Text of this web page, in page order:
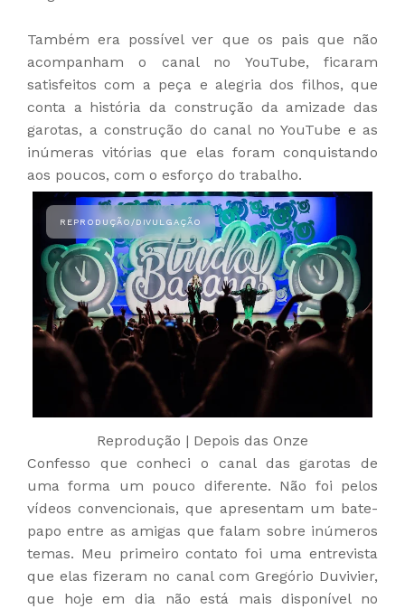
Também era possível ver que os pais que não
acompanham o canal no YouTube, ficaram
satisfeitos com a peça e alegria dos filhos, que
conta a história da construção da amizade das
garotas, a construção do canal no YouTube e as
inúmeras vitórias que elas foram conquistando
aos poucos, com o esforço do trabalho.
Reprodução | Depois das Onze
Confesso que conheci o canal das garotas de
uma forma um pouco diferente. Não foi pelos
vídeos convencionais, que apresentam um bate-
papo entre as amigas que falam sobre inúmeros
temas. Meu primeiro contato foi uma entrevista
que elas fizeram no canal com Gregório Duvivier,
que hoje em dia não está mais disponível no